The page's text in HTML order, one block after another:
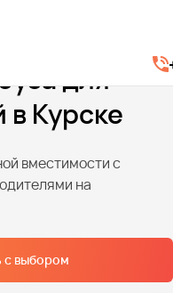
для
Курске
вместимости с
на
выбором